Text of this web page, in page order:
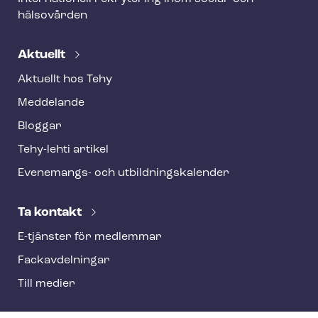
hälsovården
Aktuellt
Aktuellt hos Tehy
Meddelande
Bloggar
Tehy-lehti artikel
Evenemangs- och ut­bild­nings­ka­len­der
Ta kontakt
E-tjänster för medlemmar
Fackav­del­ning­ar
Till medier